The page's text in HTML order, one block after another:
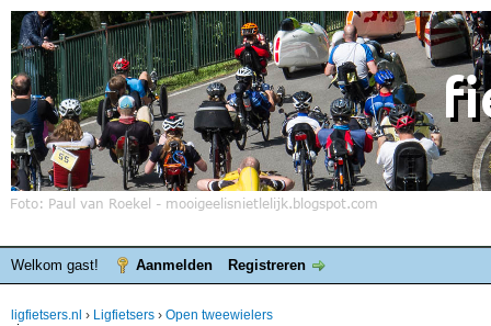
Welkom gast! Aanmelden Registreren
ligfietsers.nl › Ligfietsers › Open tweewielers